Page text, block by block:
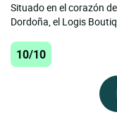
Situado en el corazón
Dordoña, el Logis
10/10